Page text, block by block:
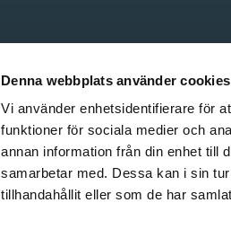
Denna webbplats använder cookies
Vi använder enhetsidentifierare för
funktioner för sociala medier och
annan information från din enhet till
samarbetar med. Dessa kan i sin
tillhandahållit eller som de har